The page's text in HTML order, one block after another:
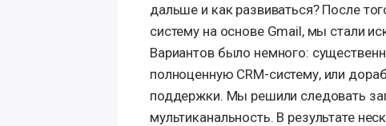
дальше и как развиваться? После
систему на основе Gmail, мы стали
Вариантов было немного:
полноценную CRM-систему, или
поддержки. Мы решили следовать
мультиканальность. В результате